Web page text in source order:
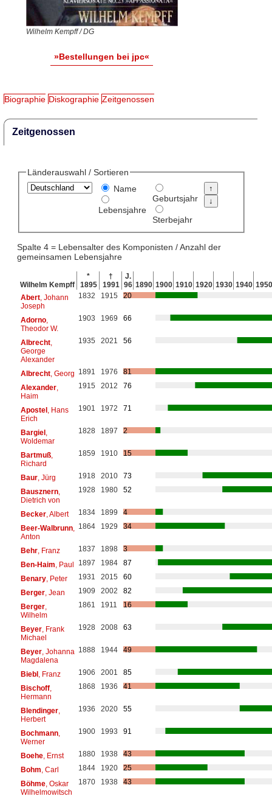
Wilhelm Kempff / DG
»Bestellungen bei jpc«
Biographie Diskographie Zeitgenossen
Zeitgenossen
Länderauswahl / Sortieren
Name
Lebensjahre
Geburtsjahr
Sterbejahr
Spalte 4 = Lebensalter des Komponisten / Anzahl der
gemeinsamen Lebensjahre
Wilhelm Kempff
*
1895
†
1991
J.
96 1890 1900 1910 1920 1930 1940 1950
Abert, Johann
Joseph
1832 1915 20
Adorno,
Theodor W.
1903 1969 66
Albrecht,
George
Alexander
1935 2021 56
Albrecht, Georg 1891 1976
81
Alexander,
Haim
1915 2012 76
Apostel, Hans
Erich
1901 1972 71
Bargiel,
Woldemar
1828 1897 2
Bartmuß,
Richard
1859 1910 15
Baur, Jürg 1918 2010
73
Bausznern,
Dietrich von
1928 1980 52
Becker, Albert 1834 1899
4
Beer-Walbrunn,
Anton
1864 1929 34
Behr, Franz 1837 1898
3
Ben-Haim , Paul 1897 1984
87
Benary, Peter 1931 2015
60
Berger, Jean 1909 2002
82
Berger,
Wilhelm
1861 1911 16
Beyer, Frank
Michael
1928 2008 63
Beyer, Johanna
Magdalena
1888 1944 49
Biebl, Franz 1906 2001
85
Bischoff,
Hermann
1868 1936 41
Blendinger,
Herbert
1936 2020 55
Bochmann,
Werner
1900 1993 91
Boehe, Ernst 1880 1938
43
Bohm , Carl 1844 1920
25
Böhme, Oskar
Wilhelmowitsch
1870 1938 43